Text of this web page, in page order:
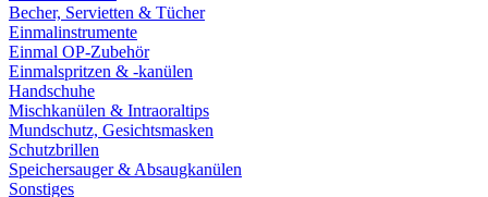
Becher, Servietten & Tücher
Einmalinstrumente
Einmal OP-Zubehör
Einmalspritzen & -kanülen
Handschuhe
Mischkanülen & Intraoraltips
Mundschutz, Gesichtsmasken
Schutzbrillen
Speichersauger & Absaugkanülen
Sonstiges